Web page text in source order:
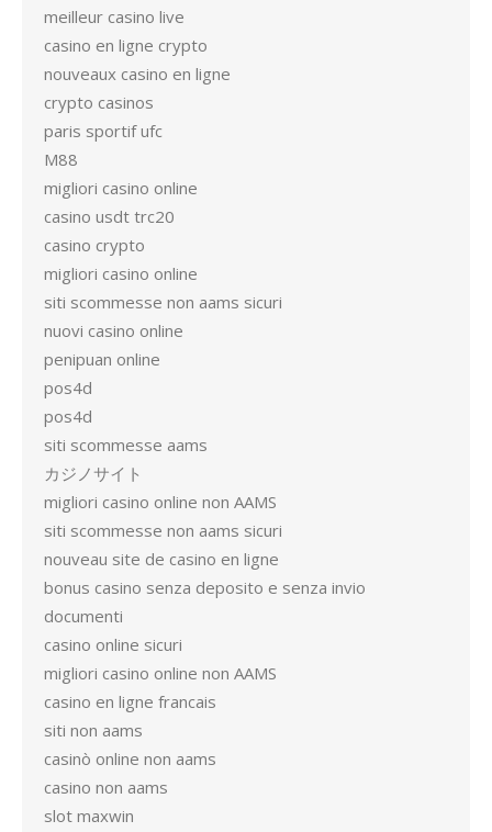
meilleur casino live
casino en ligne crypto
nouveaux casino en ligne
crypto casinos
paris sportif ufc
M88
migliori casino online
casino usdt trc20
casino crypto
migliori casino online
siti scommesse non aams sicuri
nuovi casino online
penipuan online
pos4d
pos4d
siti scommesse aams
カジノサイト
migliori casino online non AAMS
siti scommesse non aams sicuri
nouveau site de casino en ligne
bonus casino senza deposito e senza invio
documenti
casino online sicuri
migliori casino online non AAMS
casino en ligne francais
siti non aams
casinò online non aams
casino non aams
slot maxwin